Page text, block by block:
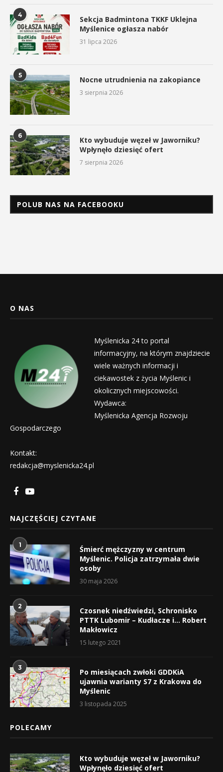
4
Sekcja Badmintona TKKF Uklejna
Myślenice ogłasza nabór
31 lipca 2026
5 Nocne utrudnienia na zakopiance
3 sierpnia 2026
6
Kto wybuduje węzeł w Jaworniku?
Wpłynęło dziesięć ofert
7 sierpnia 2026
POLUB NAS NA FACEBOOKU
O NAS
Myślenicka 24 to portal
informacyjny, na którym znajdziecie
wiele ważnych informacji i
ciekawostek z życia Myślenic i
okolicznych miejscowości.
Wydawca:
Myślenicka Agencja Rozwoju
Gospodarczego
Kontakt:
redakcja@myslenicka24.pl
NAJCZĘŚCIEJ CZYTANE
1
Śmierć mężczyzny w centrum
Myślenic. Policja zatrzymała dwie
osoby
30 maja 2026
2
Czosnek niedźwiedzi, Schronisko
PTTK Lubomir – Kudłacze i… Robert
Makłowicz
15 lutego 2021
3
Po miesiącach zwłoki GDDKiA
ujawnia warianty S7 z Krakowa do
Myślenic
3 listopada 2025
POLECAMY
Kto wybuduje węzeł w Jaworniku?
Wpłynęło dziesięć ofert